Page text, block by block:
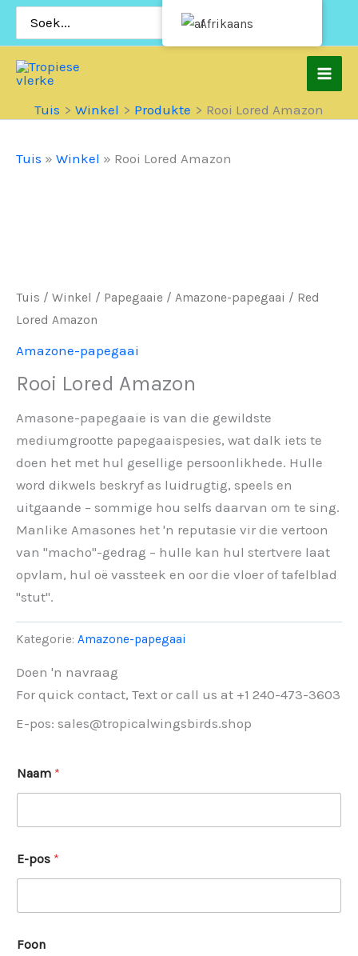
Slaan
inhoud
vir:
Tuis Winkel Produkte Rooi Lored Amazon
Tuis » Winkel » Rooi Lored Amazon
Tuis / Winkel / Papegaaie / Amazone-papegaai / Red
Lored Amazon
Amazone-papegaai
Rooi Lored Amazon
Amasone-papegaaie is van die gewildste
mediumgrootte papegaaispesies, wat dalk iets te
doen het met hul gesellige persoonlikhede. Hulle
word dikwels beskryf as luidrugtig, speels en
uitgaande – sommige hou selfs daarvan om te sing.
Manlike Amasones het 'n reputasie vir die vertoon
van "macho"-gedrag – hulle kan hul stertvere laat
opvlam, hul oë vassteek en oor die vloer of tafelblad
"stut".
Kategorie: Amazone-papegaai
Doen 'n navraag
For quick contact, Text or call us at +1 240-473-3603
E-pos: sales@tropicalwingsbirds.shop
Naam *
E-pos *
Foon
Afrikaans